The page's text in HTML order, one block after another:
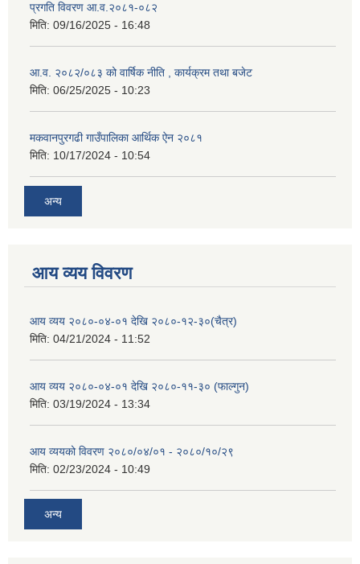
प्रगति विवरण आ.व.२०८१-०८२
मिति: 09/16/2025 - 16:48
आ.व. २०८२/०८३ को वार्षिक नीति , कार्यक्रम तथा बजेट
मिति: 06/25/2025 - 10:23
मकवानपुरगढी गाउँपालिका आर्थिक ‌‌‌ऐन २०८१
मिति: 10/17/2024 - 10:54
अन्य
आय व्यय विवरण
आय व्यय २०८०-०४-०१ देखि २०८०-१२-३०(चैत्र)
मिति: 04/21/2024 - 11:52
आय व्यय २०८०-०४-०१ देखि २०८०-११-३० (फाल्गुन)
मिति: 03/19/2024 - 13:34
आय व्ययको विवरण २०८०/०४/०१ - २०८०/१०/२९
मिति: 02/23/2024 - 10:49
अन्य